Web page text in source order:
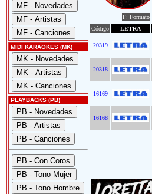
MIDI KARAOKES (MK)
PLAYBACKS (PB)
F: Formato
Código
LETRA
20319
20318
16169
16168